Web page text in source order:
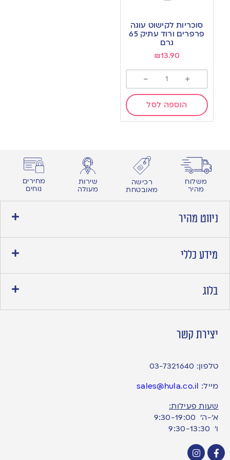
to
wishlist
סוכריות לקישוט עוגה
פרפרים ורוד עתיק 65
גרם
₪13.90
+
-
הוספה לסל
משלוח
מהיר
רכישה
מאובטחת
שירות
מעולה
מחירים
נוחים
ניווט מהיר
מידע כללי
בלוג
יצירת קשר
טלפון: 03-7321640
מייל: sales@hula.co.il
שעות פעילות:
א’-ה’ 9:30-19:00
ו׳ 9:30-13:30